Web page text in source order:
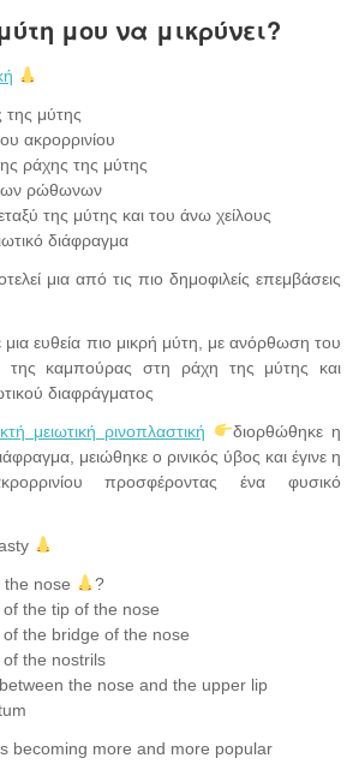
μου να μικρύνει?
της μύτης
ακρορρινίου
ράχης της μύτης
ρώθωνων
της μύτης και του άνω χείλους
διάφραγμα
μια από τις πιο δημοφιλείς επεμβάσεις
ευθεία πιο μικρή μύτη, με ανόρθωση του
της καμπούρας στη ράχη της μύτης και
διαφράγματος
μειωτική ρινοπλαστική
διορθώθηκε η
μειώθηκε ο ρινικός ύβος και έγινε η
προσφέροντας ένα φυσικό
the nose
?
the tip of the nose
the bridge of the nose
the nostrils
the nose and the upper lip
becoming more and more popular